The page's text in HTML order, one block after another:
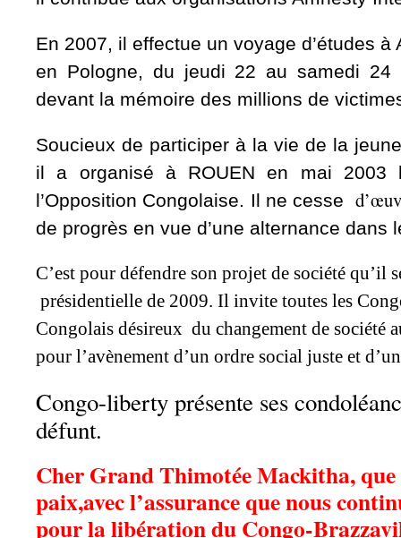
En 2007, il effectue un voyage d’études à
en Pologne, du jeudi 22 au samedi 24
devant la mémoire des millions de
Soucieux de participer à la vie de la
il a organisé à ROUEN en mai 2003
l’Opposition Congolaise. Il ne cesse
de progrès en vue d’une alternance dans
C’est pour défendre son projet de société qu’il
présidentielle de 2009. Il invite toutes les
Congolais désireux du changement de société
pour l’avènement d’un ordre social juste et
Congo-liberty présente ses
défunt.
Cher Grand Thimotée Mackitha, que
paix,avec l’assurance que nous
pour la libération du Congo-